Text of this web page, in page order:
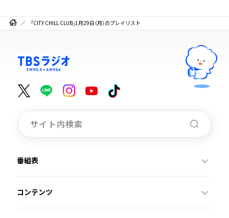
「CITY CHILL CLUB」1月29日（月）のプレイリスト
番組表
コンテンツ